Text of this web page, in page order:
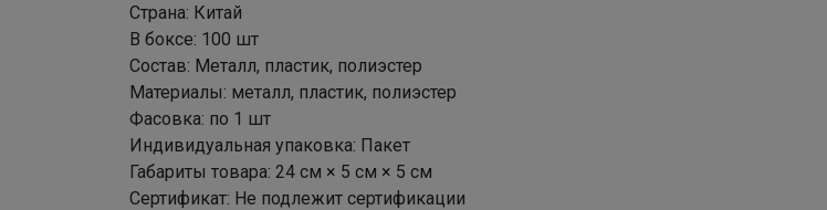
Страна: Китай
В боксе: 100 шт
Состав: Металл, пластик, полиэстер
Материалы: металл, пластик, полиэстер
Фасовка: по 1 шт
Индивидуальная упаковка: Пакет
Габариты товара: 24 см × 5 см × 5 см
Сертификат: Не подлежит сертификации